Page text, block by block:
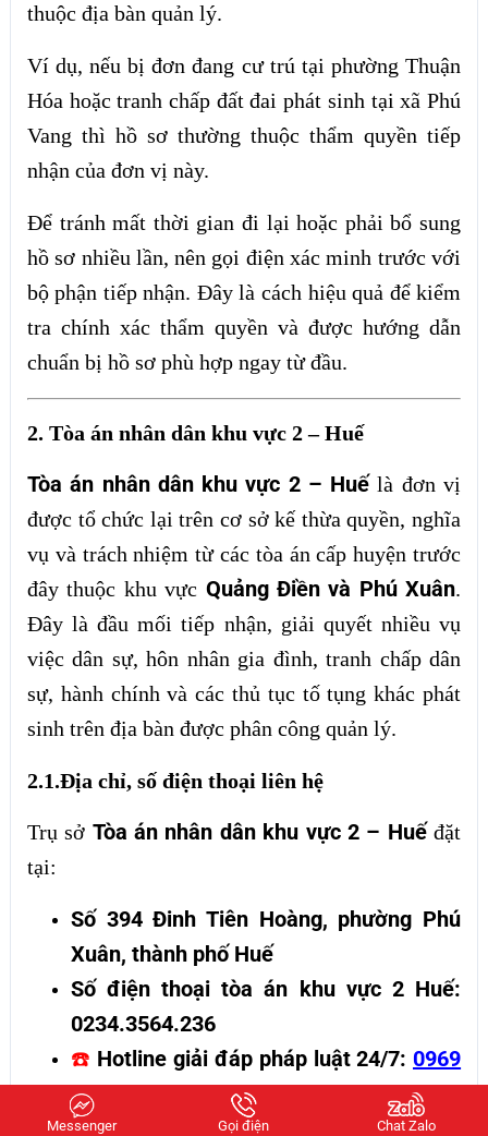
thuộc địa bàn quản lý.
Ví dụ, nếu bị đơn đang cư trú tại phường Thuận
Hóa hoặc tranh chấp đất đai phát sinh tại xã Phú
Vang thì hồ sơ thường thuộc thẩm quyền tiếp
nhận của đơn vị này.
Để tránh mất thời gian đi lại hoặc phải bổ sung
hồ sơ nhiều lần, nên gọi điện xác minh trước với
bộ phận tiếp nhận. Đây là cách hiệu quả để kiểm
tra chính xác thẩm quyền và được hướng dẫn
chuẩn bị hồ sơ phù hợp ngay từ đầu.
2. Tòa án nhân dân khu vực 2 – Huế
Tòa án nhân dân khu vực 2 – Huế là đơn vị
được tổ chức lại trên cơ sở kế thừa quyền, nghĩa
vụ và trách nhiệm từ các tòa án cấp huyện trước
đây thuộc khu vực Quảng Điền và Phú Xuân.
Đây là đầu mối tiếp nhận, giải quyết nhiều vụ
việc dân sự, hôn nhân gia đình, tranh chấp dân
sự, hành chính và các thủ tục tố tụng khác phát
sinh trên địa bàn được phân công quản lý.
2.1.Địa chỉ, số điện thoại liên hệ
Trụ sở Tòa án nhân dân khu vực 2 – Huếđặt
tại:
Số 394 Đinh Tiên Hoàng, phường Phú
Xuân, thành phố Huế
Số điện thoại tòa án khu vực 2 Huế:
0234.3564.236
☎️ Hotline giải đáp pháp luật 24/7: 0969
566 766
Messenger Gọi điện Chat Zalo